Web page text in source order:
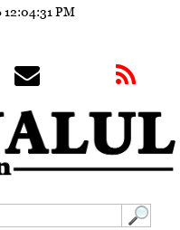
12:04:34 PM